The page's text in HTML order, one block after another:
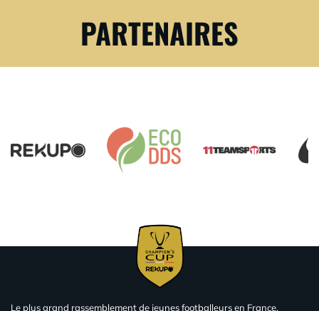
PARTENAIRES
Le plus grand rassemblement de jeunes footballeurs en France.